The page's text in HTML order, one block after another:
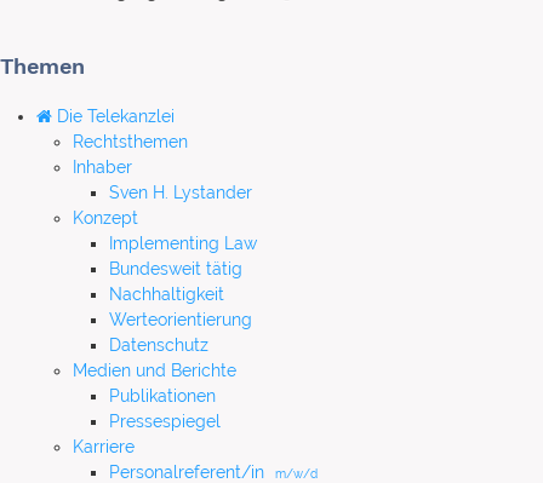
Themen
Die Telekanzlei
Rechtsthemen
Inhaber
Sven H. Lystander
Konzept
Implementing Law
Bundesweit tätig
Nachhaltigkeit
Werteorientierung
Datenschutz
Medien und Berichte
Publikationen
Pressespiegel
Karriere
Personalreferent/in
m/w/d